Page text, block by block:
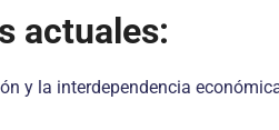
actuales:
y la interdependencia